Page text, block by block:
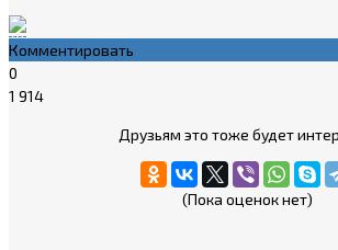
Комментировать
0
1 914
Друзьям это тоже будет
(Пока оценок нет)